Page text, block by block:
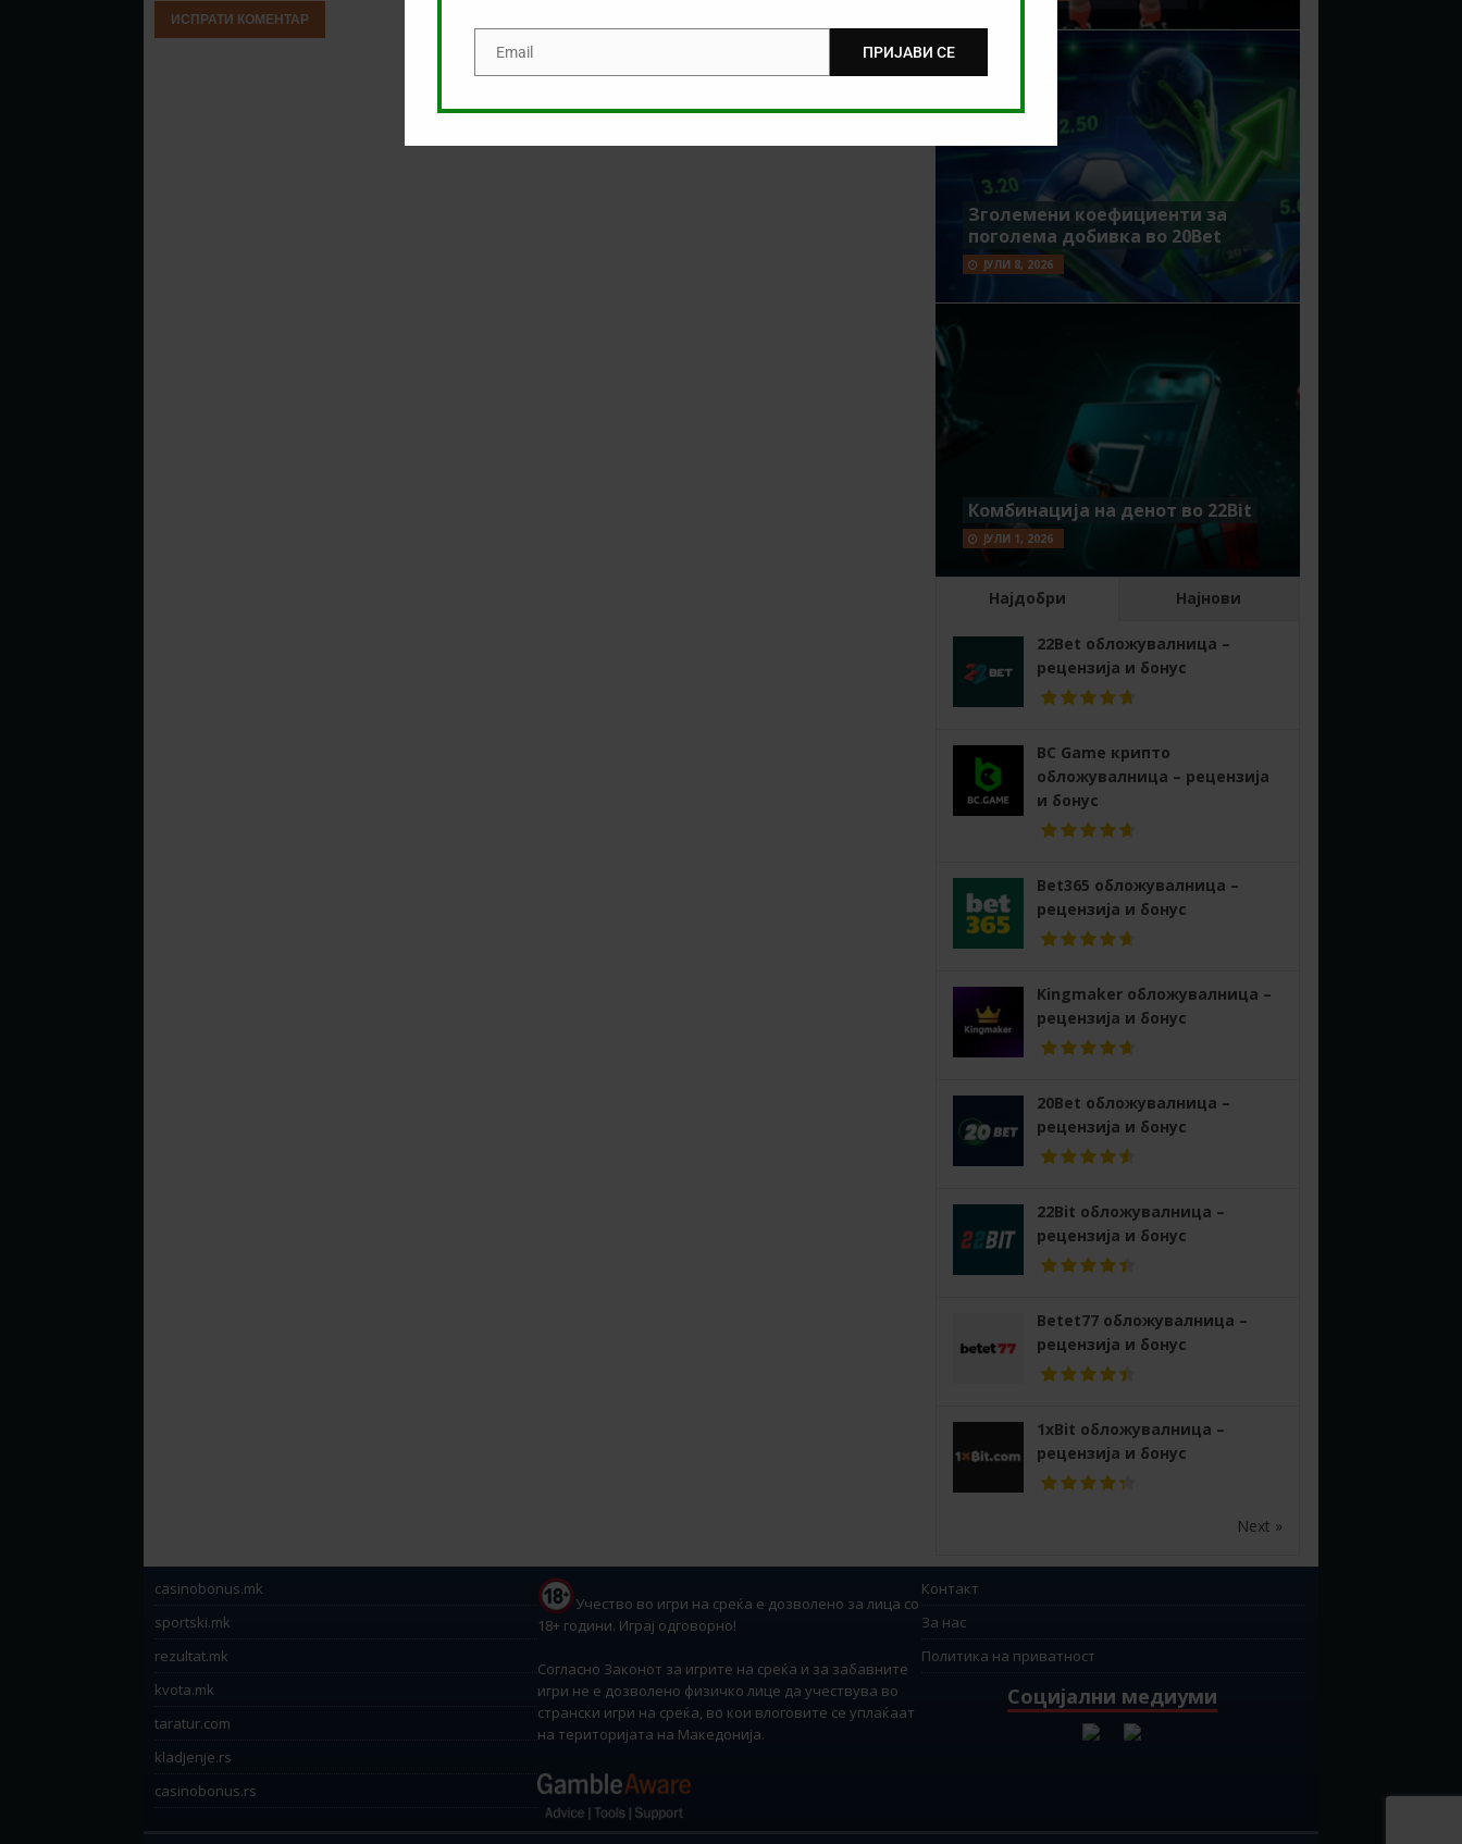
Зголемени коефициенти за
поголема добивка во 20Bet
ЈУЛИ 8, 2026
Комбинација на денот во 22Bit
ЈУЛИ 1, 2026
Најдобри Најнови
22Bet обложувалница –
рецензија и бонус
BC Game крипто
обложувалница – рецензија
и бонус
Bet365 обложувалница –
рецензија и бонус
Kingmaker обложувалница –
рецензија и бонус
20Bet обложувалница –
рецензија и бонус
22Bit обложувалница –
рецензија и бонус
Betet77 обложувалница –
рецензија и бонус
1xBit обложувалница –
рецензија и бонус
Next »
casinobonus.mk
sportski.mk
rezultat.mk
kvota.mk
taratur.com
kladjenje.rs
casinobonus.rs
Учество во игри на среќа е дозволено за лица со
18+ години. Играј одговорно!
Согласно Законот за игрите на среќа и за забавните
игри не е дозволено физичко лице да учествува во
странски игри на среќа, во кои влоговите се уплаќаат
на територијата на Македонија.
Контакт
За нас
Политика на приватност
Социјални медиуми
EmailEmail ПРИЈАВИ СЕ